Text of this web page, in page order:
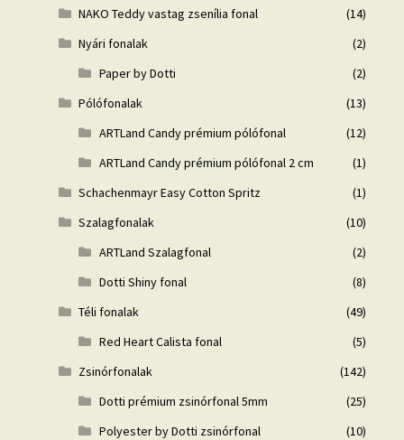
NAKO Teddy vastag zsenília fonal
(14)
Nyári fonalak
(2)
Paper by Dotti
(2)
Pólófonalak
(13)
ARTLand Candy prémium pólófonal
(12)
ARTLand Candy prémium pólófonal 2 cm
(1)
Schachenmayr Easy Cotton Spritz
(1)
Szalagfonalak
(10)
ARTLand Szalagfonal
(2)
Dotti Shiny fonal
(8)
Téli fonalak
(49)
Red Heart Calista fonal
(5)
Zsinórfonalak
(142)
Dotti prémium zsinórfonal 5mm
(25)
Polyester by Dotti zsinórfonal
(10)